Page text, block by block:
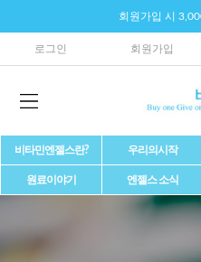
회원가입 시
로그인 회원가입
비타민엔젤스란? 우리의시작
원료이야기
엔젤스 소식